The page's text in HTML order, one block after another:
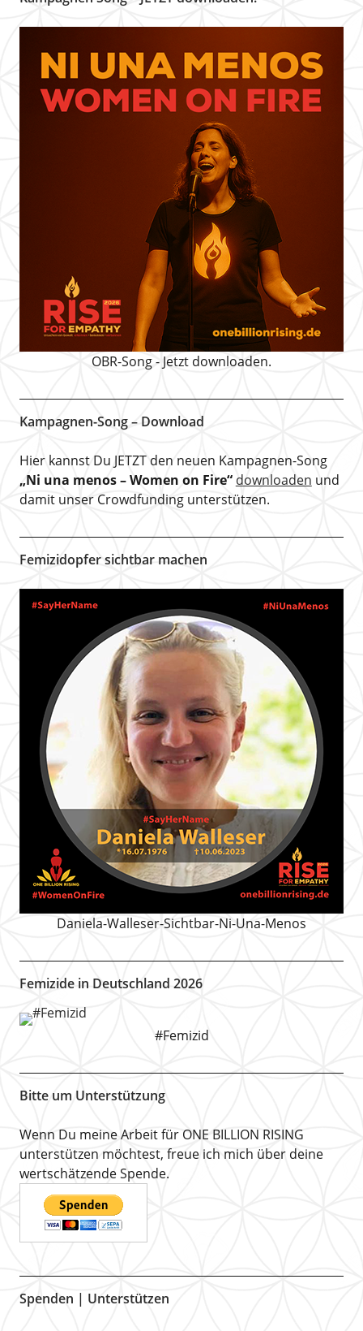
OBR-Song - Jetzt downloaden.
Kampagnen-Song – Download
Hier kannst Du JETZT den neuen Kampagnen-Song
„Ni una menos – Women on Fire“ downloaden und
damit unser Crowdfunding unterstützen.
Femizidopfer sichtbar machen
Daniela-Walleser-Sichtbar-Ni-Una-Menos
Femizide in Deutschland 2026
#Femizid
Bitte um Unterstützung
Wenn Du meine Arbeit für ONE BILLION RISING
unterstützen möchtest, freue ich mich über deine
wertschätzende Spende.
Spenden | Unterstützen